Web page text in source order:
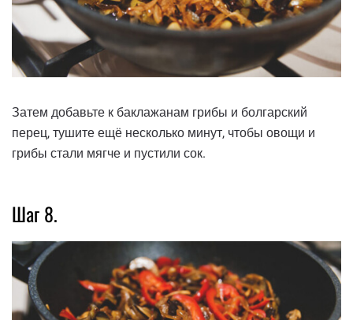
Затем добавьте к баклажанам грибы и болгарский
перец, тушите ещё несколько минут, чтобы овощи и
грибы стали мягче и пустили сок.
Шаг 8.